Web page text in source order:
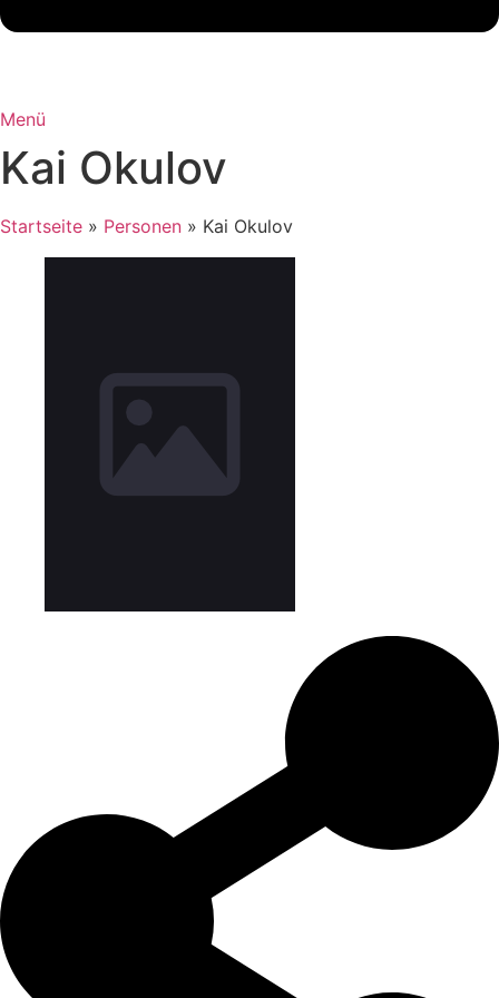
Menü
Kai Okulov
Startseite » Personen » Kai Okulov